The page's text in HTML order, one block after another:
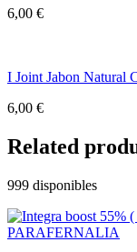
6,00 €
I Joint Jabon Natural
6,00 €
Related
999 disponibles
PARAFERNALIA